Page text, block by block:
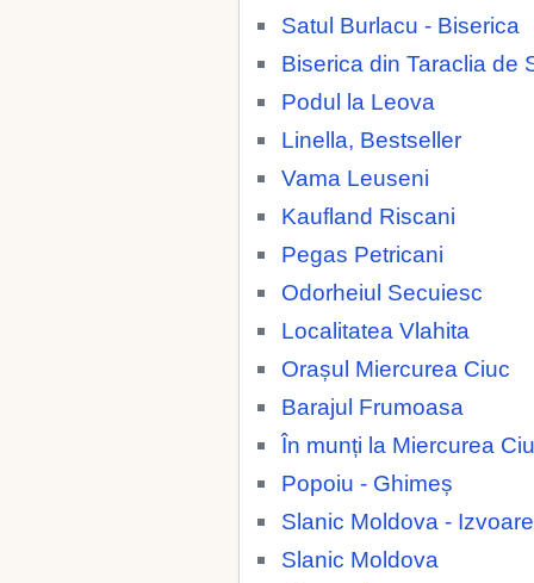
Satul Burlacu - Biserica
Biserica din Taraclia de
Podul la Leova
Linella, Bestseller
Vama Leuseni
Kaufland Riscani
Pegas Petricani
Odorheiul Secuiesc
Localitatea Vlahita
Orașul Miercurea Ciuc
Barajul Frumoasa
În munți la Miercurea
Popoiu - Ghimeș
Slanic Moldova - Izvoare
Slanic Moldova